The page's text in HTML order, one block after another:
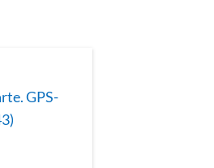
GPS-